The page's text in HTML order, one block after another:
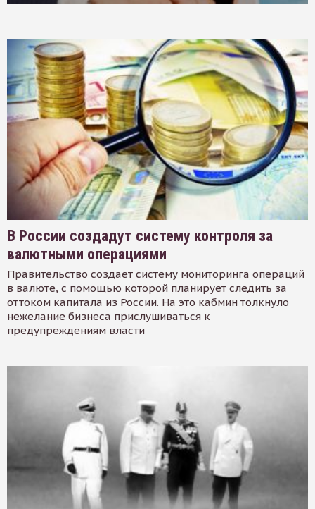
В России создадут систему контроля за
валютными операциями
Правительство создает систему мониторинга операций
в валюте, с помощью которой планирует следить за
оттоком капитала из России. На это кабмин толкнуло
нежелание бизнеса прислушиваться к
предупреждениям власти